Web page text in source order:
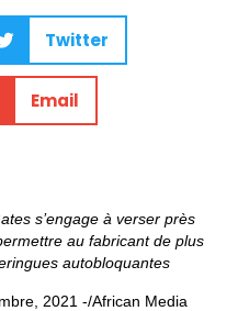
Twitter
Email
s’engage à verser près
au fabricant de plus
autobloquantes
2021 -/African Media